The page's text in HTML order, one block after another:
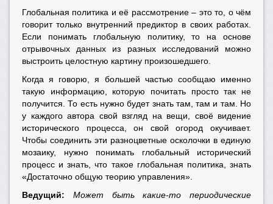
Глобальная политика и её рассмотрение – это то, о чём
говорит только внутренний предиктор в своих работах.
Если понимать глобальную политику, то на основе
отрывочных данных из разных исследований можно
выстроить целостную картину произошедшего.
Когда я говорю, я большей частью сообщаю именно
такую информацию, которую почитать просто так не
получится. То есть нужно будет знать там, там и там. Но
у каждого автора свой взгляд на вещи, своё видение
исторического процесса, он свой огород окучивает.
Чтобы соединить эти разноцветные осколочки в единую
мозаику, нужно понимать глобальный исторический
процесс и знать, что такое глобальная политика, знать
«Достаточно общую теорию управления».
Ведущий:
Может быть какие-то периодические